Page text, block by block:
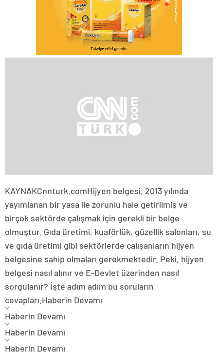
KAYNAKCnnturk.comHijyen belgesi, 2013 yılında
yayımlanan bir yasa ile zorunlu hale getirilmiş ve
birçok sektörde çalışmak için gerekli bir belge
olmuştur. Gıda üretimi, kuaförlük, güzellik salonları, su
ve gıda üretimi gibi sektörlerde çalışanların hijyen
belgesine sahip olmaları gerekmektedir. Peki, hijyen
belgesi nasıl alınır ve E-Devlet üzerinden nasıl
sorgulanır? İşte adım adım bu soruların
cevapları. Haberin Devamı
Haberin Devamı
Haberin Devamı
Haberin Devamı